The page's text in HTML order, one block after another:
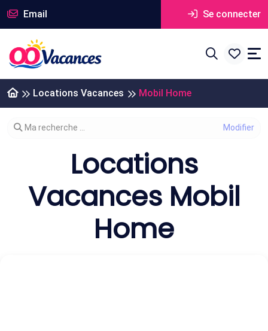
Email Se connecter
Locations Vacances Mobil Home
Modifier votre recherche
Ma recherche ...
Locations
Vacances Mobil
Home